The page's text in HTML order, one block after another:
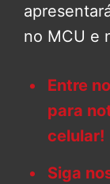
no MCU e
Entre
para
celular!
Siga